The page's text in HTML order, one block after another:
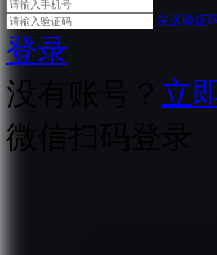
发送验证
登录
没有账号？ 立
微信扫码登录